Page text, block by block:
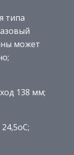
типа
может
138 мм;